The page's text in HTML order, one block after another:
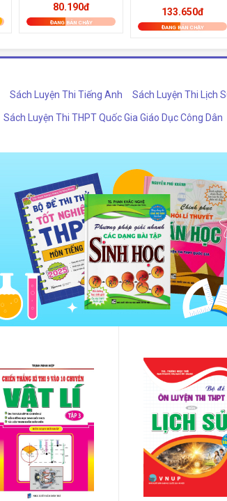
80.190đ
ĐANG BÁN CHẠY
133.650đ
ĐANG BÁN CHẠY
Sách Luyện Thi Tiếng Anh Sách Luyện Thi Lịch
Sách Luyện Thi THPT Quốc Gia Giáo Dục Công Dân